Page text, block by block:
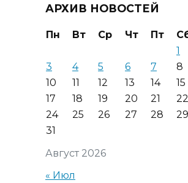
АРХИВ НОВОСТЕЙ
Август 2026
Пн Вт Ср Чт Пт
1
3
4 5 6 7 8
10
11 12 13 14 15
17
18 19 20 21 22
24
25 26 27 28 29
31
« Июл